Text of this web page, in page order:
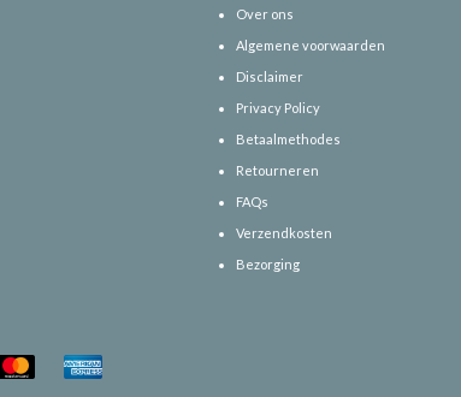
Over ons
Algemene voorwaarden
Disclaimer
Privacy Policy
Betaalmethodes
Retourneren
FAQs
Verzendkosten
Bezorging